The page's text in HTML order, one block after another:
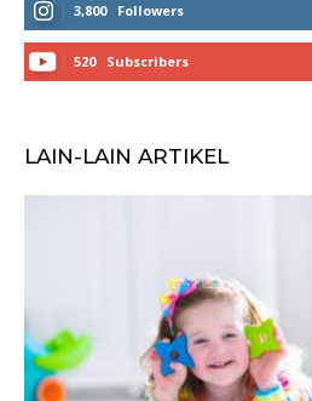
3,800 Followers
520 Subscribers
LAIN-LAIN ARTIKEL